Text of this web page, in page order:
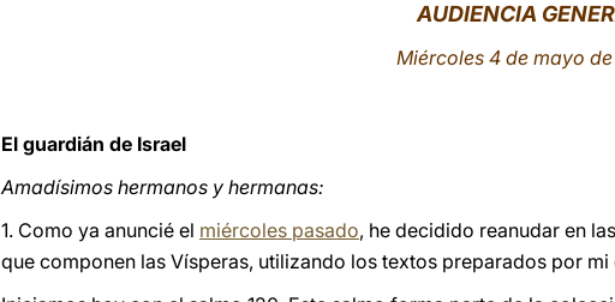
AUDIENCIA
Miércoles 4 de mayo
El guardián de Israel
Amadísimos hermanos y hermanas:
1. Como ya anuncié el miércoles pasado, he decidido reanudar en
que componen las Vísperas, utilizando los textos preparados por